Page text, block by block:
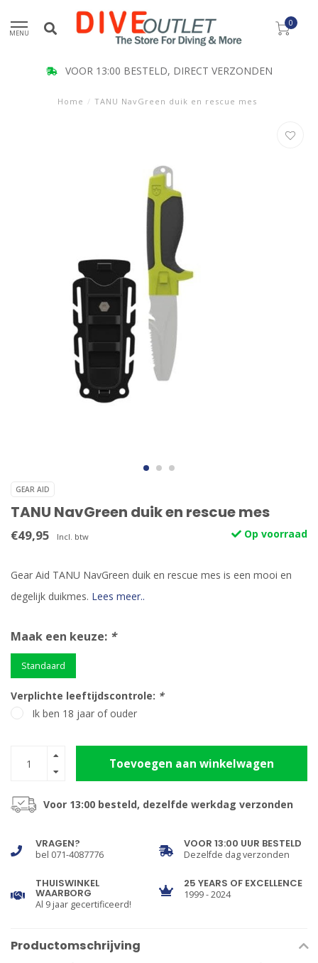
MENU
0
VOOR 13:00 BESTELD, DIRECT VERZONDEN
Home / TANU NavGreen duik en rescue mes
GEAR AID
TANU NavGreen duik en rescue mes
€49,95 Incl. btw Op voorraad
Gear Aid TANU NavGreen duik en rescue mes is een mooi en
degelijk duikmes. Lees meer..
Maak een keuze: *
Standaard
Verplichte leeftijdscontrole: *
Ik ben 18 jaar of ouder
Toevoegen aan winkelwagen
Voor 13:00 besteld, dezelfde werkdag verzonden
VRAGEN?
bel 071-4087776
VOOR 13:00 UUR BESTELD
Dezelfde dag verzonden
THUISWINKEL
WAARBORG
Al 9 jaar gecertificeerd!
25 YEARS OF EXCELLENCE
1999 - 2024
Productomschrijving